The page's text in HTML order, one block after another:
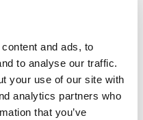
and ads, to
to analyse our traffic.
your use of our site with
analytics partners who
that you’ve
(selected)